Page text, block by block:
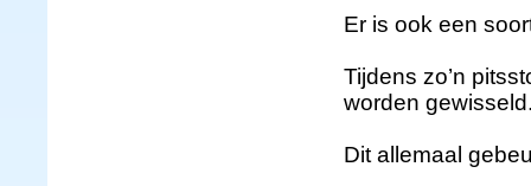
Er is ook een
Tijdens zo’n
worden
Dit allemaal